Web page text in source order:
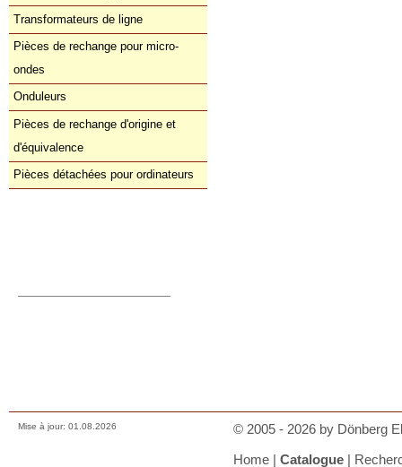
Transformateurs de ligne
Pièces de rechange pour micro-
ondes
Onduleurs
Pièces de rechange d'origine et
d'équivalence
Pièces détachées pour ordinateurs
Mise à jour: 01.08.2026
© 2005 - 2026 by Dönberg
Home | Catalogue |